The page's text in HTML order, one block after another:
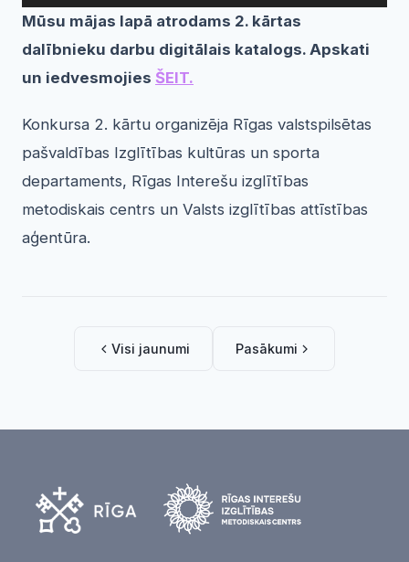
Mūsu mājas lapā atrodams 2. kārtas
dalībnieku darbu digitālais katalogs. Apskati
un iedvesmojies ŠEIT.
Konkursa 2. kārtu organizēja Rīgas valstspilsētas
pašvaldības Izglītības kultūras un sporta
departaments, Rīgas Interešu izglītības
metodiskais centrs un Valsts izglītības attīstības
aģentūra.
Visi jaunumi Pasākumi